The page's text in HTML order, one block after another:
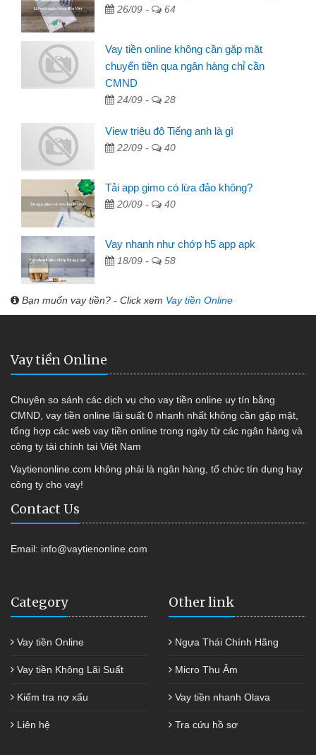
26/09 - 64
Vay tiền online không cần gặp mặt
chuyển tiền qua ngân hàng chỉ cần
CMND
24/09 - 28
View triệu đô Tiếng anh là gì
22/09 - 40
Tải app gimo có lừa đảo không?
20/09 - 40
Vay nhanh như chớp h5 app apk
18/09 - 58
Bạn muốn vay tiền? - Click xem Vay tiền Online
Vay tiền Online
Chuyên so sánh các dịch vụ cho vay tiền online uy tín bằng
CMND, vay tiền online lãi suất 0 nhanh nhất không cần gặp mặt,
tổng hợp các web vay tiền online trong ngày từ các ngân hàng và
công ty tài chính tại Việt Nam
Vaytienonline.com không phải là ngân hàng, tổ chức tín dụng hay
công ty cho vay!
Contact Us
Email: info@vaytienonline.com
Category
Vay tiền Online
Vay tiền Không Lãi Suất
Kiểm tra nợ xấu
Liên hệ
Other link
Ngựa Thái Chính Hãng
Micro Thu Âm
Vay tiền nhanh Olava
Tra cứu hồ sơ